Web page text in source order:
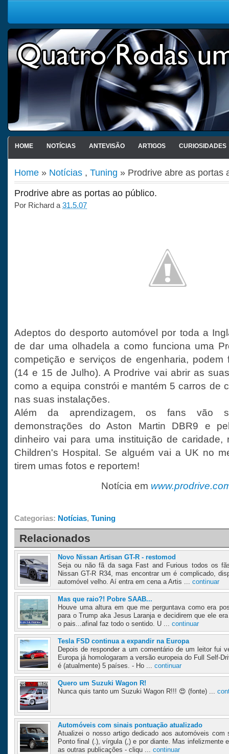
HOME NOTÍCIAS ANTEVISÃO ARTIGOS CURIOSIDADES
Home » Notícias , Tuning » Prodrive abre as portas
Prodrive abre as portas ao público.
Por Richard a 31.5.07
Adeptos do desporto automóvel por toda a
de dar uma olhadela a como funciona uma
competição e serviços de engenharia, podem
(14 e 15 de Julho). A Prodrive vai abrir as
como a equipa constrói e mantém 5 carros de
nas suas instalações.
Além da aprendizagem, os fans vão
demonstrações do Aston Martin DBR9 e
dinheiro vai para uma instituição de caridade,
Children's Hospital. Se alguém vai a UK no
tirem umas fotos e reportem!
Notícia em
Categorias: Notícias, Tuning
Relacionados
Novo Nissan Artisan GT-R - restomod
Seja ou não fã da saga Fast and Furious todos os
Nissan GT-R R34, mas encontrar um é complicado,
automóvel velho. Aí entra em cena a Artis ... continuar
Mas que raio?! Pobre SAAB...
Houve uma altura em que me perguntava como era
para o Trump aka Jesus Laranja e decidirem que ele
o pais...afinal faz todo o sentido. U ... continuar
Tesla FSD continua a expandir na Europa
Depois de responder a um comentário de um leitor fui
Europa já homologaram a versão europeia do Full Self-
é (atualmente) 5 países. - Ho ... continuar
Quero um Suzuki Wagon R!
Nunca quis tanto um Suzuki Wagon R!!! 😍 (fonte) ...
Automóveis com sinais pontuação atualizado
Atualizei o nosso artigo dedicado aos automóveis com
Ponto final (.), vírgula (,) e por diante. Mas infelizmente
as outras publicações - cliqu ... continuar